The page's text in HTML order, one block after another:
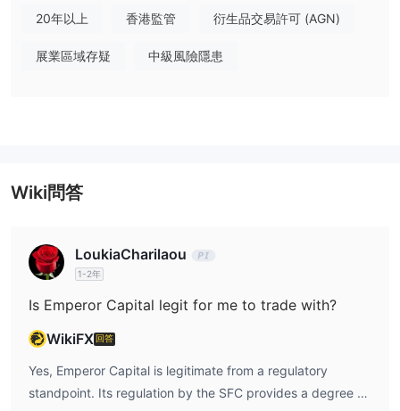
易、財富和資產管理。客戶可以進入香港和外國市場，以及風險管
理、投資組合多元化和戰略投資規劃工具。
英皇資本集團 費用
行業標準。雖然佣金可以協商，但客戶應注意多項監管和處理費用可
能累積，特別是對於企業行動或保證金帳戶。
交易平台存款和提款
英皇資本集團不收取存款或提款費用
存款選項
提款選項
20年以上 香港監管 衍生品交易許可 (AGN)
展業區域存疑 中級風險隱患
Wiki問答
LoukiaCharilaou
1-2年
Is Emperor Capital legit for me to trade with?
WikiFX 回答
Yes, Emperor Capital is legitimate from a regulatory
standpoint. Its regulation by the SFC provides a degree of